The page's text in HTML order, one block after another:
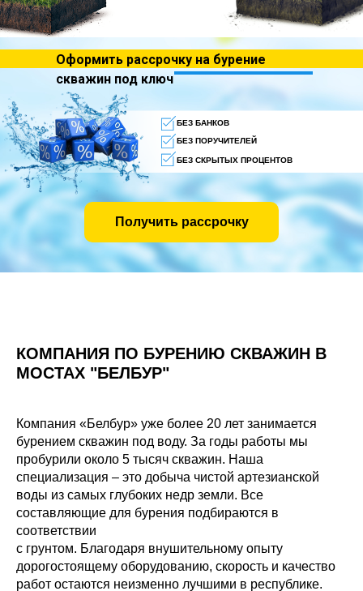
Оформить рассрочку на бурение
скважин под ключ
Получить рассрочку
БЕЗ БАНКОВ
БЕЗ ПОРУЧИТЕЛЕЙ
БЕЗ СКРЫТЫХ ПРОЦЕНТОВ
КОМПАНИЯ ПО БУРЕНИЮ СКВАЖИН В
МОСТАХ "БЕЛБУР"
Компания «Белбур» уже более 20 лет занимается
бурением скважин под воду. За годы работы мы
пробурили около 5 тысяч скважин. Наша
специализация – это добыча чистой артезианской
воды из самых глубоких недр земли. Все
составляющие для бурения подбираются в
соответствии
с грунтом. Благодаря внушительному опыту
дорогостоящему оборудованию, скорость и качество
работ остаются неизменно лучшими в республике.